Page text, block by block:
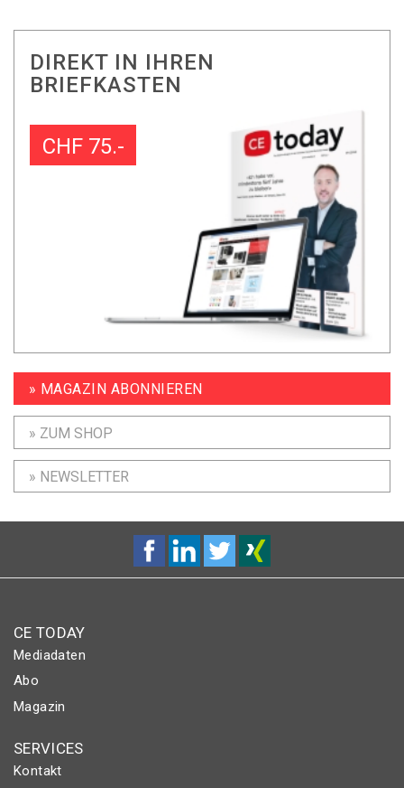
DIREKT IN IHREN
BRIEFKASTEN
CHF 75.-
» MAGAZIN ABONNIEREN
» ZUM SHOP
» NEWSLETTER
CE TODAY
Mediadaten
Abo
Magazin
SERVICES
Kontakt